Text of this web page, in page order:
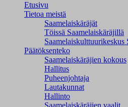
Etusivu
Tietoa meistä
Saamelaiskäräjät
Töissä Saamelaiskäräjillä
Saamelaiskulttuuri­keskus
Päätöksenteko
Saamelaiskäräjien kokous
Hallitus
Puheenjohtaja
Lautakunnat
Hallinto
Saamelaiskäräjien vaalit